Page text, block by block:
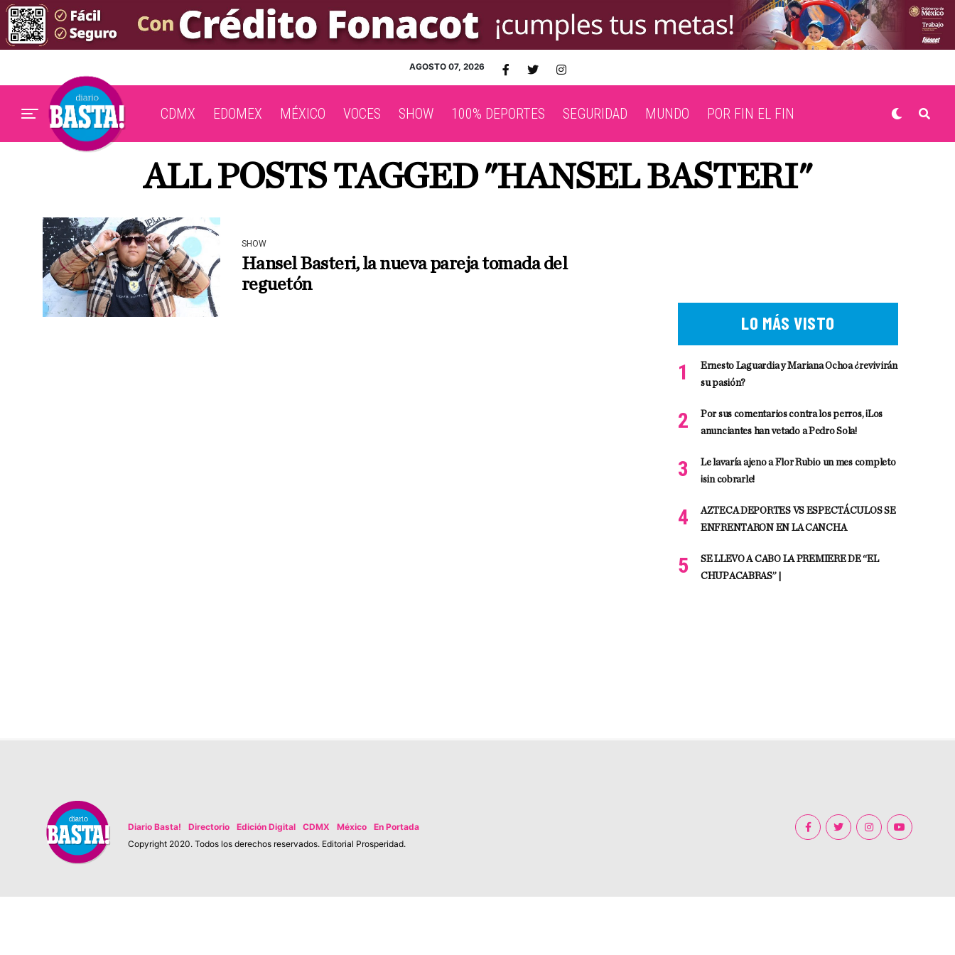
AGOSTO 07, 2026
CDMX EDOMEX MÉXICO VOCES SHOW 100% DEPORTES SEGURIDAD MUNDO POR FIN EL FIN
ALL POSTS TAGGED "HANSEL BASTERI"
SHOW
Hansel Basteri, la nueva pareja tomada del
reguetón
LO MÁS VISTO
Ernesto Laguardia y Mariana Ochoa ¿revivirán
su pasión?
Por sus comentarios contra los perros, ¡Los
anunciantes han vetado a Pedro Sola!
Le lavaría ajeno a Flor Rubio un mes completo
¡sin cobrarle!
AZTECA DEPORTES VS ESPECTÁCULOS SE
ENFRENTARON EN LA CANCHA
SE LLEVO A CABO LA PREMIERE DE “EL
CHUPACABRAS” |
Diario Basta! Directorio Edición Digital CDMX México
En Portada
Copyright 2020. Todos los derechos reservados. Editorial Prosperidad.